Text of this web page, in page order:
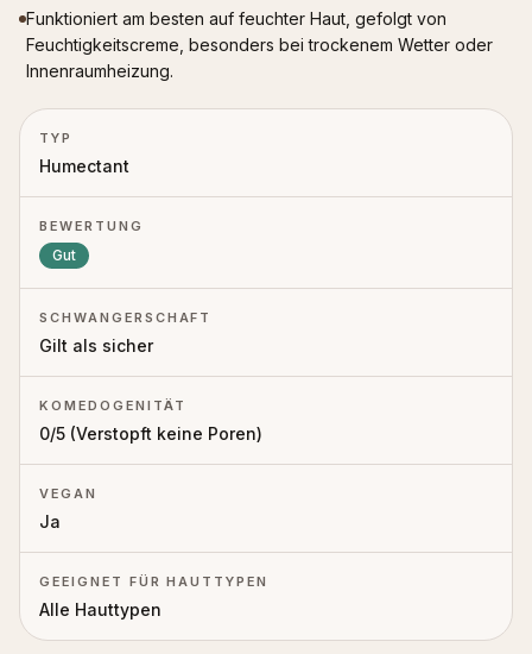
Funktioniert am besten auf feuchter Haut, gefolgt von
Feuchtigkeitscreme, besonders bei trockenem Wetter oder
Innenraumheizung.
TYP
Humectant
BEWERTUNG
Gut
SCHWANGERSCHAFT
Gilt als sicher
KOMEDOGENITÄT
0/5 (Verstopft keine Poren)
VEGAN
Ja
GEEIGNET FÜR HAUTTYPEN
Alle Hauttypen